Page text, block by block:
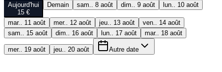
Aujourd'hui
15 €
Demain sam.. 8 août dim.. 9 août lun.. 10 août
mar.. 11 août mer.. 12 août jeu.. 13 août
ven.. 14 août
sam.. 15 août
dim.. 16 août lun.. 17 août mar.. 18 août
mer.. 19 août jeu.. 20 août Autre date